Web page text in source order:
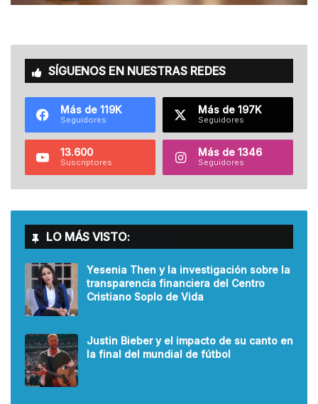
SÍGUENOS EN NUESTRAS REDES
Más de 119K
Seguidores
Más de 197K
Seguidores
13.600
Suscriptores
Más de 1346
Seguidores
LO MÁS VISTO:
Yesenia Then y la investigación sobre la
transparencia financiera del Centro
Cristiano Soplo de Vida
Justin Bieber y el impacto de su canto en
la final del mundial de fútbol